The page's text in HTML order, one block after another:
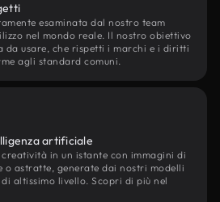
esaminata dal nostro team
nel mondo reale. Il nostro obiettivo
da usare, che rispetti i marchi e i diritti
agli standard comuni.
artificiale
in un istante con immagini di
o astratte, generate dai nostri modelli
altissimo livello. Scopri di più nel